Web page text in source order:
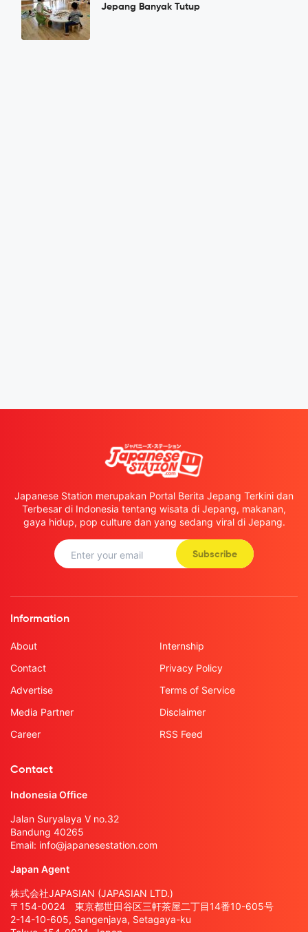
Jepang Banyak Tutup
Japanese Station merupakan Portal Berita Jepang Terkini dan
Terbesar di Indonesia tentang wisata di Jepang, makanan,
gaya hidup, pop culture dan yang sedang viral di Jepang.
Subscribe
Information
About
Contact
Advertise
Media Partner
Career
Internship
Privacy Policy
Terms of Service
Disclaimer
RSS Feed
Contact
Indonesia Office
Jalan Suryalaya V no.32
Bandung 40265
Email: info@japanesestation.com
Japan Agent
株式会社JAPASIAN (JAPASIAN LTD.)
〒154-0024 東京都世田谷区三軒茶屋二丁目14番10-605号
2-14-10-605, Sangenjaya, Setagaya-ku